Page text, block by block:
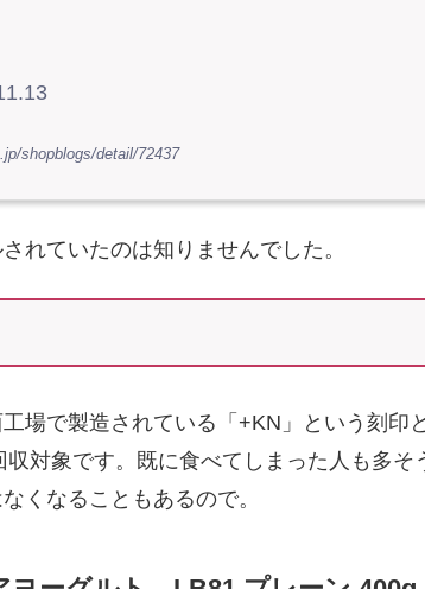
shopblogs/detail/72437
れていたのは知りませんでした。
場で製造されている「+KN」という刻印
収対象です。既に食べてしまった人も多
くなることもあるので。